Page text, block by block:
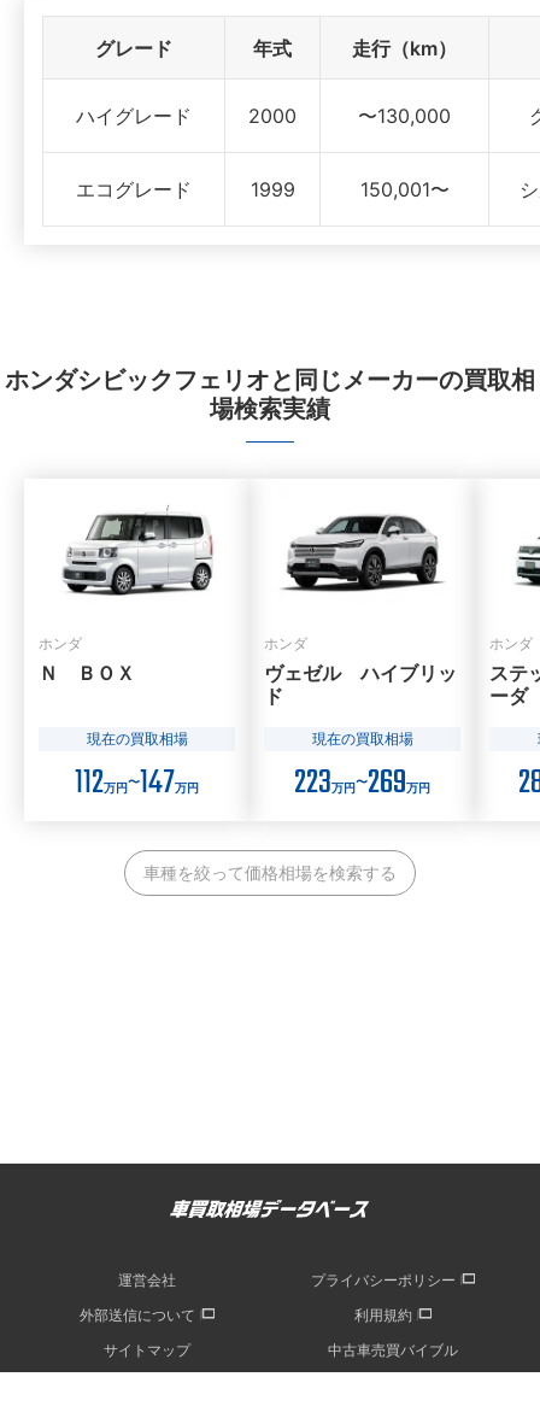
グレード 年式 走行（km）
ハイグレード 2000 〜130,000
エコグレード 1999 150,001〜
ホンダシビックフェリオと同じメーカーの買取相
場検索実績
ホンダ
Ｎ ＢＯＸ
現在の買取相場
112万円〜147万円
ホンダ
ヴェゼル ハイブリッ
ド
現在の買取相場
223万円〜269万円
ホンダ
ステ
ーダ
車種を絞って価格相場を検索する
運営会社
プライバシーポリシー
外部送信について
利用規約
サイトマップ
中古車売買バイブル